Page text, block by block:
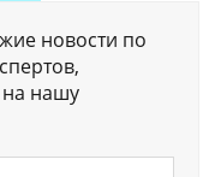
новости по
нашу